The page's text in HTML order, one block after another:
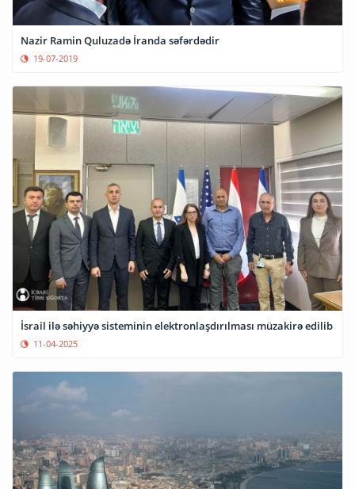
Nazir Ramin Quluzadə İranda səfərdədir
19-07-2019
İsrail ilə səhiyyə sisteminin elektronlaşdırılması müzakirə edilib
11-04-2025